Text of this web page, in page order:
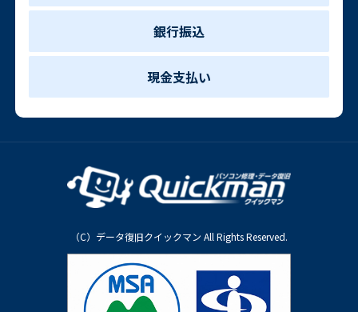
銀行振込
現金支払い
（C）データ復旧クイックマン All Rights Reserved.